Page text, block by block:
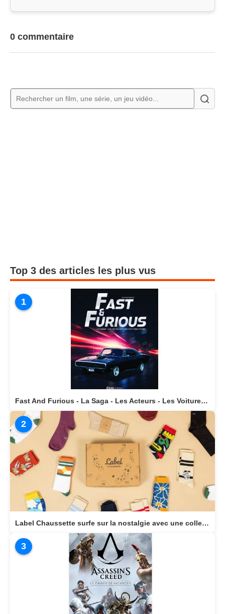
0 commentaire
Top 3 des articles les plus vus
1
Fast And Furious - La Saga - Les Acteurs - Les Voitures Stars actuellement disponible en librairie
2
Label Chaussette surfe sur la nostalgie avec une collection dédiée aux héros cultes de notre enfance
3